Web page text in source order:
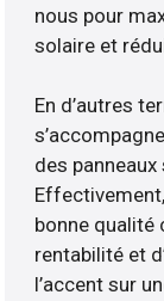
nous pour
solaire et
En d’autres
des
bonne qualité
rentabilité et
l’accent sur